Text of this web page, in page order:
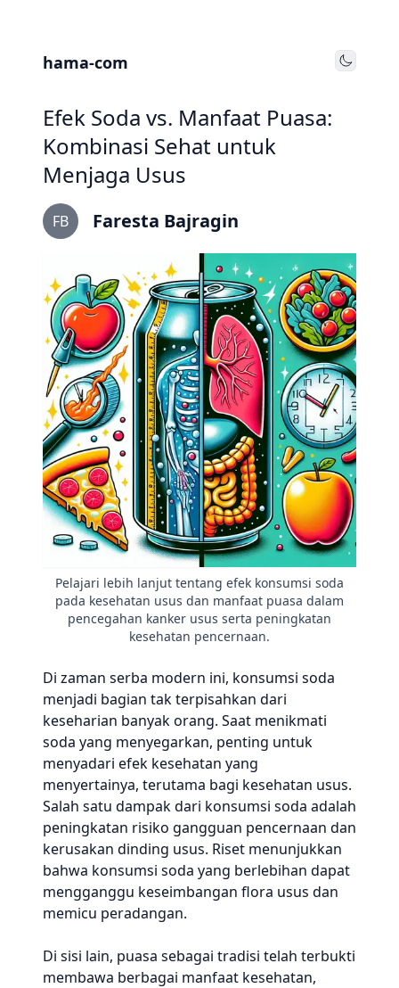
hama-com Toggle
Efek Soda vs. Manfaat Puasa:
Kombinasi Sehat untuk
Menjaga Usus
FB Faresta Bajragin
Pelajari lebih lanjut tentang efek konsumsi soda
pada kesehatan usus dan manfaat puasa dalam
pencegahan kanker usus serta peningkatan
kesehatan pencernaan.
Di zaman serba modern ini, konsumsi soda
menjadi bagian tak terpisahkan dari
keseharian banyak orang. Saat menikmati
soda yang menyegarkan, penting untuk
menyadari efek kesehatan yang
menyertainya, terutama bagi kesehatan usus.
Salah satu dampak dari konsumsi soda adalah
peningkatan risiko gangguan pencernaan dan
kerusakan dinding usus. Riset menunjukkan
bahwa konsumsi soda yang berlebihan dapat
mengganggu keseimbangan flora usus dan
memicu peradangan.
Di sisi lain, puasa sebagai tradisi telah terbukti
membawa berbagai manfaat kesehatan,